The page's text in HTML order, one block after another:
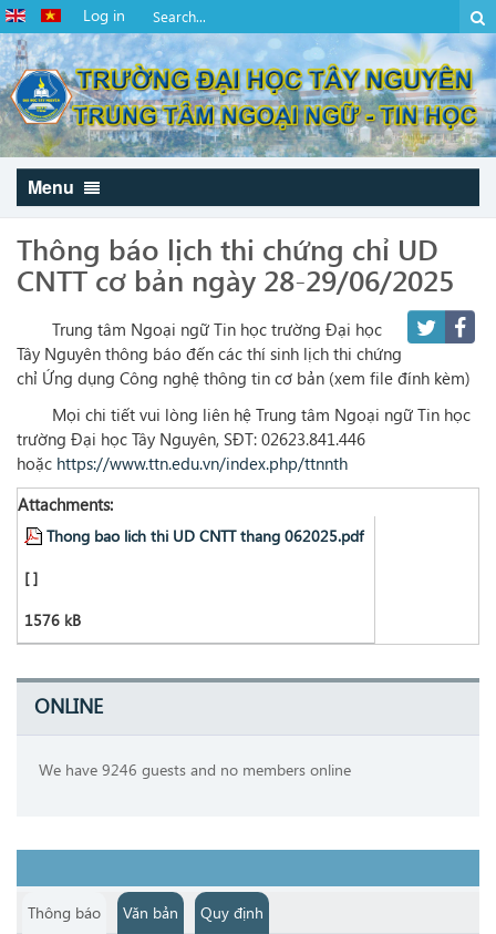
Log in
Menu
Thông báo lịch thi chứng chỉ UD
CNTT cơ bản ngày 28-29/06/2025
Trung tâm Ngoại ngữ Tin học trường Đại học
Tây Nguyên thông báo đến các thí sinh lịch thi chứng
chỉ Ứng dụng Công nghệ thông tin cơ bản (xem file đính kèm)
Mọi chi tiết vui lòng liên hệ Trung tâm Ngoại ngữ Tin học
trường Đại học Tây Nguyên, SĐT: 02623.841.446
hoặc https://www.ttn.edu.vn/index.php/ttnnth
Attachments:
Thong bao lich thi UD CNTT thang 062025.pdf
[ ]
1576 kB
ONLINE
We have 9246 guests and no members online
Thông báo Văn bản Quy định